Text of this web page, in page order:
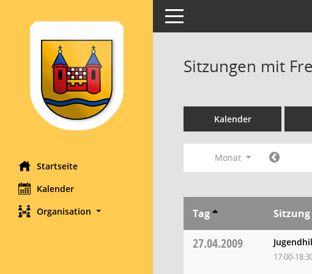
Startseite
Kalender
Organisation
Toggle navigation
Sitzungen mit
Kalender
Monat
Tag Sitzung
27.04.2009
17:00-